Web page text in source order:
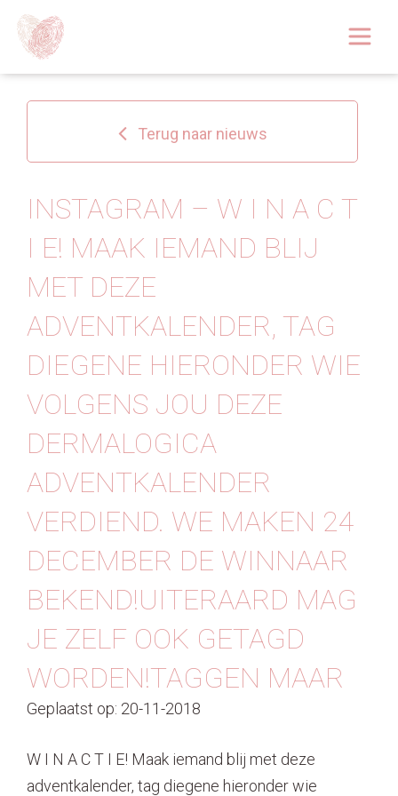
Over
Huidoplossingen
Behandelingen
Tarieven 2026
Webshop
Contact
Terug naar nieuws
INSTAGRAM – W I N A C T
I E! MAAK IEMAND BLIJ
MET DEZE
ADVENTKALENDER, TAG
DIEGENE HIERONDER WIE
VOLGENS JOU DEZE
DERMALOGICA
ADVENTKALENDER
VERDIEND. WE MAKEN 24
DECEMBER DE WINNAAR
BEKEND!UITERAARD MAG
JE ZELF OOK GETAGD
WORDEN!TAGGEN MAAR
Geplaatst op: 20-11-2018
W I N A C T I E! Maak iemand blij met deze
adventkalender, tag diegene hieronder wie